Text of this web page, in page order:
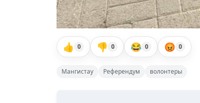
👍 0 👎 0 😂 0 😡 0
Мангистау Референдум волонтеры